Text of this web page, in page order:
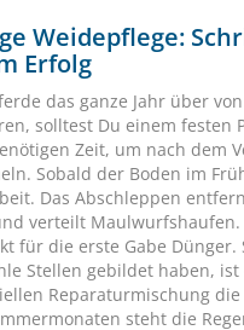
Weidepflege:
Erfolg
das ganze Jahr über
solltest Du einem festen
Zeit, um nach dem
Sobald der Boden im
Das Abschleppen
verteilt
für die erste Gabe Dünger.
Stellen gebildet haben, ist
Reparaturmischung die
steht die